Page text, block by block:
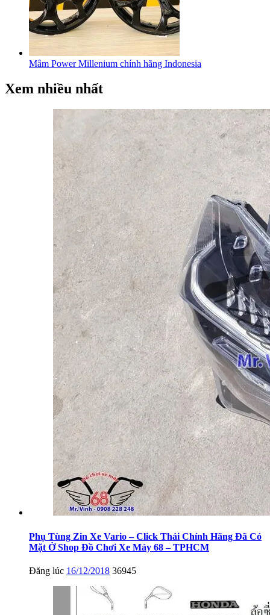
Mâm Power Millenium chính hãng Indonesia
Xem nhiều nhất
Phụ Tùng Zin Xe Vario – Click Thái Chính Hãng Đã Có
Mặt Ở Shop Đồ Chơi Xe Máy 68 – TPHCM
Đăng lúc 16/12/2018 36945